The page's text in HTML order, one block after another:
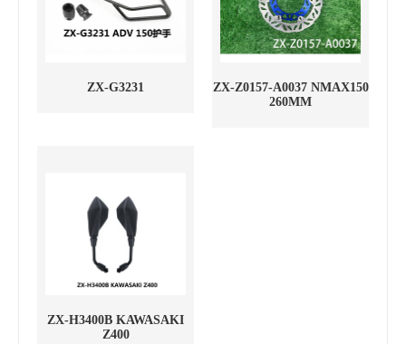
ZX-G3231
ZX-Z0157-A0037 NMAX150
260MM
ZX-H3400B KAWASAKI
Z400